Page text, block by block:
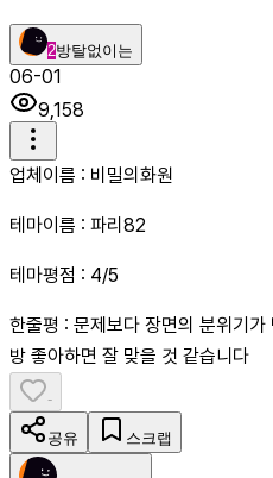
2방탈없이는
06-01
9,158
업체이름 : 비밀의화원
테마이름 : 파리82
테마평점 : 4/5
한줄평 : 문제보다 장면의 분위기
방 좋아하면 잘 맞을 것 같습니다
-
공유 스크랩